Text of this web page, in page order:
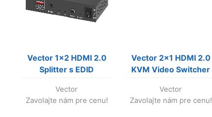
Vector 1×2 HDMI 2.0
Splitter s EDID
Vector
Zavolajte nám pre cenu!
Vector 2×1 HDMI 2.0
KVM Video Switcher
Vector
Zavolajte nám pre cenu!